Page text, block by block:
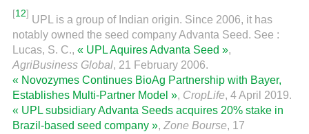
[12]
UPL is a group of Indian origin. Since 2006, it has
notably owned the seed company Advanta Seed. See :
Lucas, S. C., « UPL Aquires Advanta Seed »,
AgriBusiness Global, 21 February 2006.
« Novozymes Continues BioAg Partnership with Bayer,
Establishes Multi-Partner Model », CropLife, 4 April 2019.
« UPL subsidiary Advanta Seeds acquires 20% stake in
Brazil-based seed company », Zone Bourse, 17